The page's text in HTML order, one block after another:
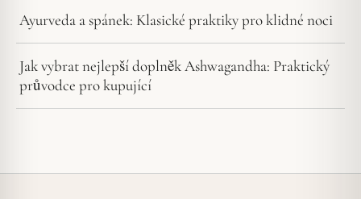
Ayurveda a spánek: Klasické praktiky pro klidné noci
Jak vybrat nejlepší doplněk Ashwagandha: Praktický
průvodce pro kupující